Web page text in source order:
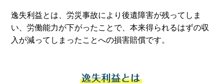
逸失利益とは、労災事故により後遺障害が残ってしま
い、労働能力が下がったことで、本来得られるはずの収
入が減ってしまったことへの損害賠償です。